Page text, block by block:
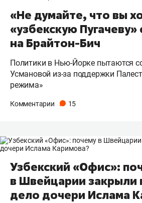
«Не думайте, что вы
«узбекскую
на Брайтон-Бич
Политики в Нью-Йорке пытаются
Усмановой из-за поддержки
режима»
Комментарии 15
Узбекский «Офис»:
в Швейцарии закрыли
дело дочери Ислама